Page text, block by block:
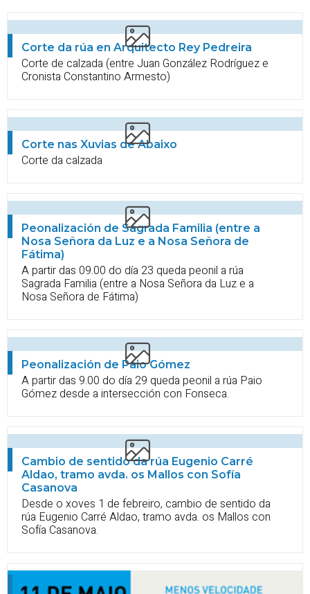
Corte da rúa en Arquitecto Rey Pedreira
Corte de calzada (entre Juan González Rodríguez e
Cronista Constantino Armesto)
Corte nas Xuvias de Abaixo
Corte da calzada
Peonalización de Sagrada Familia (entre a
Nosa Señora da Luz e a Nosa Señora de
Fátima)
A partir das 09.00 do día 23 queda peonil a rúa
Sagrada Familia (entre a Nosa Señora da Luz e a
Nosa Señora de Fátima)
Peonalización de Paio Gómez
A partir das 9.00 do día 29 queda peonil a rúa Paio
Gómez desde a intersección con Fonseca.
Cambio de sentido da rúa Eugenio Carré
Aldao, tramo avda. os Mallos con Sofía
Casanova
Desde o xoves 1 de febreiro, cambio de sentido da
rúa Eugenio Carré Aldao, tramo avda. os Mallos con
Sofía Casanova.